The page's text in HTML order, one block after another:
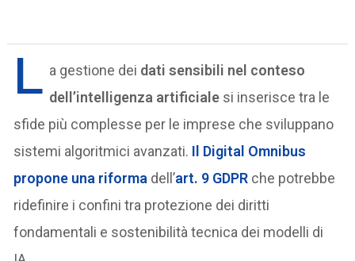
L a gestione dei dati sensibili nel conteso
dell’intelligenza artificiale si inserisce tra le
sfide più complesse per le imprese che sviluppano
sistemi algoritmici avanzati. Il Digital Omnibus
propone una riforma dell’art. 9 GDPR che potrebbe
ridefinire i confini tra protezione dei diritti
fondamentali e sostenibilità tecnica dei modelli di